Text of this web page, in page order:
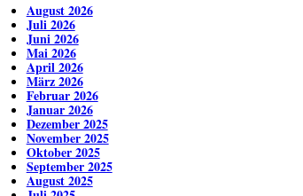
August 2026
Juli 2026
Juni 2026
Mai 2026
April 2026
März 2026
Februar 2026
Januar 2026
Dezember 2025
November 2025
Oktober 2025
September 2025
August 2025